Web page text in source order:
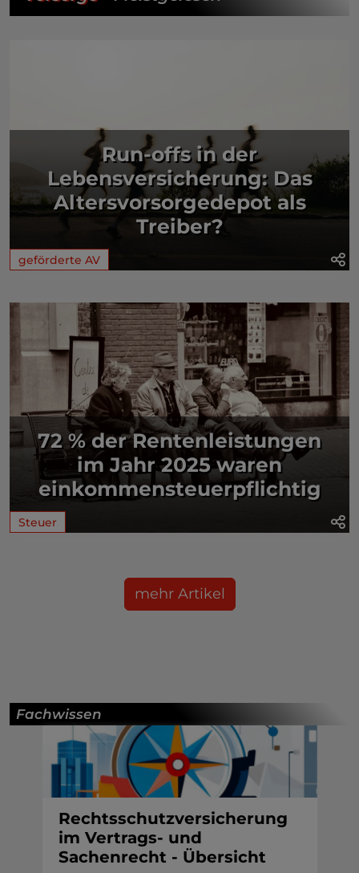
Run-offs in der
Lebensversicherung: Das
Altersvorsorgedepot als
Treiber?
geförderte AV
72 % der Rentenleistungen
im Jahr 2025 waren
einkommensteuerpflichtig
Steuer
mehr Artikel
Fachwissen
Rechtsschutzversicherung
im Vertrags- und
Sachenrecht - Übersicht